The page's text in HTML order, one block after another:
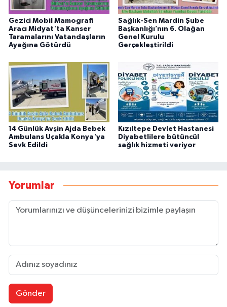
Gezici Mobil Mamografi
Aracı Midyat'ta Kanser
Taramalarını Vatandaşların
Ayağına Götürdü
Sağlık-Sen Mardin Şube
Başkanlığı’nın 6. Olağan
Genel Kurulu
Gerçekleştirildi
14 Günlük Avşin Ajda Bebek
Ambulans Uçakla Konya'ya
Sevk Edildi
Kızıltepe Devlet Hastanesi
Diyabetlilere bütüncül
sağlık hizmeti veriyor
Yorumlar
Gönder